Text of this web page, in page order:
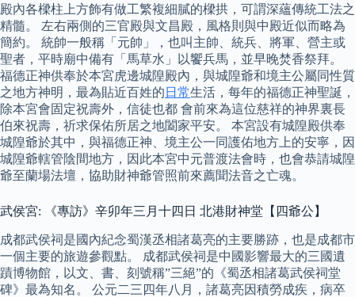
殿內各樑柱上方飾有做工繁複細膩的樑拱，可謂深蘊傳統工法之
精髓。 左右兩側的三官殿與文昌殿，風格則與中殿近似而略為
簡約。 統帥一般稱「元帥」，也叫主帥、統兵、將軍、營主或
聖者，平時廟中備有「馬草水」以饗兵馬，並早晚焚香祭拜。
福德正神供奉於本宮虎邊城隍殿內，與城隍爺和境主公屬同性質
之地方神明，最為貼近百姓的 日常生活，每年的福德正神聖誕，
除本宮會固定祝壽外，信徒也都 會前來為這位慈祥的神界裏長
伯來祝壽，祈求保佑所居之地闔家平安。 本宮設有城隍殿供奉
城隍爺於其中，與福德正神、境主公一同護佑地方上的安寧，因
城隍爺轄管陰間地方，因此本宮中元普渡法會時，也會恭請城隍
爺至蘭場法壇，協助財神爺管照前來薦聞法音之亡魂。
武侯宮: 《專訪》辛卯年三月十四日 北港財神堂【四爺公】
成都武侯祠是國內紀念蜀漢丞相諸葛亮的主要勝跡，也是成都市
一個主要的旅遊參觀點。 成都武侯祠是中國影響最大的三國遺
蹟博物館，以文、書、刻號稱”三絕”的《蜀丞相諸葛武侯祠堂
碑》最為知名。 公元二三四年八月，諸葛亮因積勞成疾，病卒